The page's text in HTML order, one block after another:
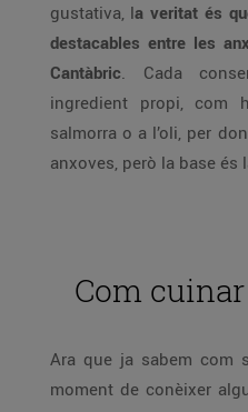
gustativa, la veritat és
destacables entre les
Cantàbric. Cada
ingredient propi, com
salmorra o a l’oli, per
anxoves, però la base és
Com
Ara que ja sabem com
moment de conèixer